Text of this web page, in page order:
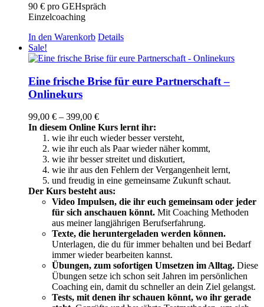
90 € pro GEHspräch
Einzelcoaching
In den Warenkorb Details
Sale!
Eine frische Brise für eure Partnerschaft –
Onlinekurs
99,00 € – 399,00 €Preisspanne:
99,00 €
bis
399,00 €
In diesem Online Kurs lernt ihr:
wie ihr euch wieder besser versteht,
wie ihr euch als Paar wieder näher kommt,
wie ihr besser streitet und diskutiert,
wie ihr aus den Fehlern der Vergangenheit lernt,
und freudig in eine gemeinsame Zukunft schaut.
Der Kurs besteht aus:
Video Impulsen, die ihr euch gemeinsam oder jeder
für sich anschauen könnt. Mit Coaching Methoden
aus meiner langjährigen Berufserfahrung.
Texte, die heruntergeladen werden können.
Unterlagen, die du für immer behalten und bei Bedarf
immer wieder bearbeiten kannst.
Übungen, zum sofortigen Umsetzen im Alltag. Diese
Übungen setze ich schon seit Jahren im persönlichen
Coaching ein, damit du schneller an dein Ziel gelangst.
Tests, mit denen ihr schauen könnt, wo ihr gerade